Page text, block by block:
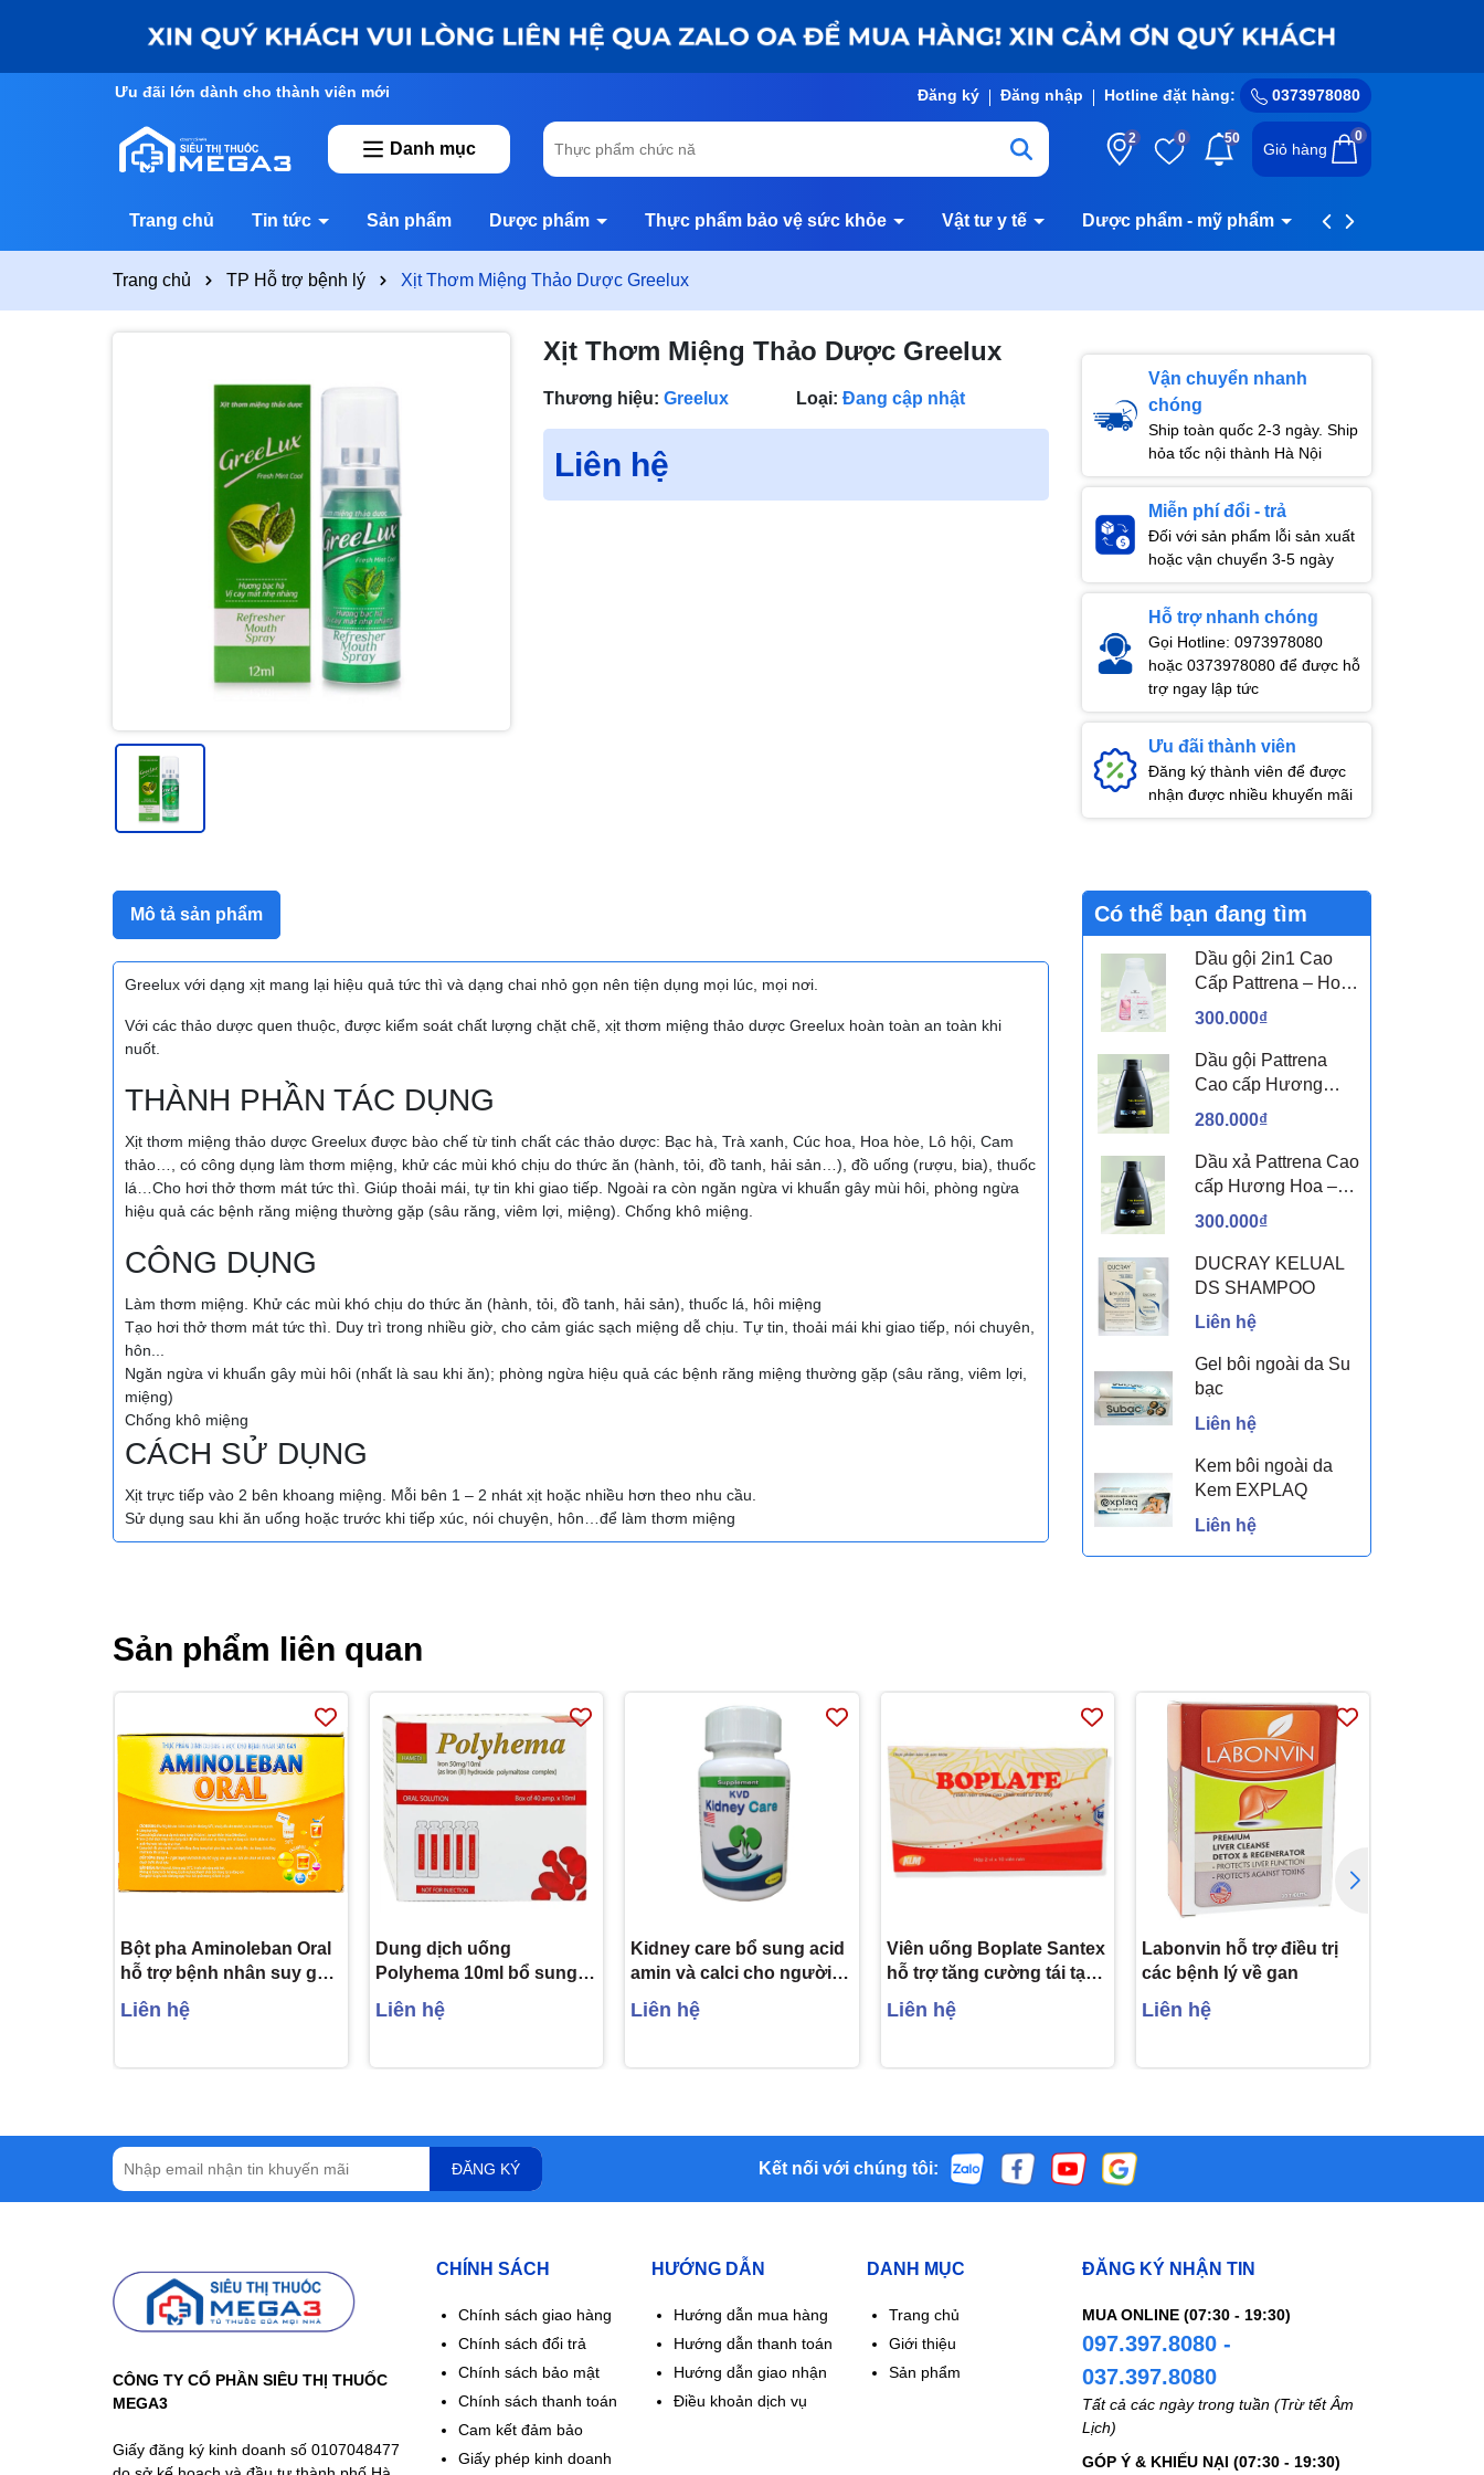
Ưu đãi lớn dành cho thành viên mới Đăng ký Đăng nhập Hotline đặt hàng: 0373978080
Danh mục
2 0 50
Giỏ hàng
0
Trang chủ Tin tức Sản phẩm Dược phẩm Thực phẩm bảo vệ sức khỏe Vật tư y tế Dược phẩm - mỹ phẩm Hệ thống cửa
Trang chủ TP Hỗ trợ bệnh lý Xịt Thơm Miệng Thảo Dược Greelux
Xịt Thơm Miệng Thảo Dược Greelux
Thương hiệu: Greelux Loại: Đang cập nhật
Liên hệ
Vận chuyển nhanh
chóng
Ship toàn quốc 2-3 ngày. Ship
hỏa tốc nội thành Hà Nội
Miễn phí đổi - trả
Đối với sản phẩm lỗi sản xuất
hoặc vận chuyển 3-5 ngày
Hỗ trợ nhanh chóng
Gọi Hotline: 0973978080
hoặc 0373978080 để được hỗ
trợ ngay lập tức
Ưu đãi thành viên
Đăng ký thành viên để được
nhận được nhiều khuyến mãi
Mô tả sản phẩm
Greelux với dạng xịt mang lại hiệu quả tức thì và dạng chai nhỏ gọn nên tiện dụng mọi lúc, mọi nơi.
Với các thảo dược quen thuộc, được kiểm soát chất lượng chặt chẽ, xịt thơm miệng thảo dược Greelux hoàn toàn an toàn khi
nuốt.
THÀNH PHẦN TÁC DỤNG
Xịt thơm miệng thảo dược Greelux được bào chế từ tinh chất các thảo dược: Bạc hà, Trà xanh, Cúc hoa, Hoa hòe, Lô hội, Cam
thảo…, có công dụng làm thơm miệng, khử các mùi khó chịu do thức ăn (hành, tỏi, đồ tanh, hải sản…), đồ uống (rượu, bia), thuốc
lá…Cho hơi thở thơm mát tức thì. Giúp thoải mái, tự tin khi giao tiếp. Ngoài ra còn ngăn ngừa vi khuẩn gây mùi hôi, phòng ngừa
hiệu quả các bệnh răng miệng thường gặp (sâu răng, viêm lợi, miệng). Chống khô miệng.
CÔNG DỤNG
Làm thơm miệng. Khử các mùi khó chịu do thức ăn (hành, tỏi, đồ tanh, hải sản), thuốc lá, hôi miệng
Tạo hơi thở thơm mát tức thì. Duy trì trong nhiều giờ, cho cảm giác sạch miệng dễ chịu. Tự tin, thoải mái khi giao tiếp, nói chuyên,
hôn...
Ngăn ngừa vi khuẩn gây mùi hôi (nhất là sau khi ăn); phòng ngừa hiệu quả các bệnh răng miệng thường gặp (sâu răng, viêm lợi,
miệng)
Chống khô miệng
CÁCH SỬ DỤNG
Xịt trực tiếp vào 2 bên khoang miệng. Mỗi bên 1 – 2 nhát xịt hoặc nhiều hơn theo nhu cầu.
Sử dụng sau khi ăn uống hoặc trước khi tiếp xúc, nói chuyện, hôn…để làm thơm miệng
Có thể bạn đang tìm
Dầu gội 2in1 Cao
Cấp Pattrena – Hoa
sen & Hoa nhài
300.000₫
Dầu gội Pattrena
Cao cấp Hương
Hoa – Trio Blossom
280.000₫
Dầu xả Pattrena Cao
cấp Hương Hoa –
Trio Blossom 300ml
300.000₫
DUCRAY KELUAL
DS SHAMPOO
Liên hệ
Gel bôi ngoài da Su
bạc
Liên hệ
Kem bôi ngoài da
Kem EXPLAQ
Liên hệ
Sản phẩm liên quan
Bột pha Aminoleban Oral
hỗ trợ bệnh nhân suy gan
(10 gói x 50g)
Liên hệ
Dung dịch uống
Polyhema 10ml bổ sung
sắt (40 ống)
Liên hệ
Kidney care bổ sung acid
amin và calci cho người
bệnh thận H/60v
Liên hệ
Viên uống Boplate Santex
hỗ trợ tăng cường tái tạo
tiểu cầu, giảm nguy cơ
thiếu tiểu cầu (2 vỉ x 10
Liên hệ
Labonvin hỗ trợ điều trị
các bệnh lý về gan
Liên hệ
ĐĂNG KÝ Kết nối với chúng tôi:
CÔNG TY CỔ PHẦN SIÊU THỊ THUỐC
MEGA3
Giấy đăng ký kinh doanh số 0107048477
CHÍNH SÁCH
Chính sách giao hàng
Chính sách đổi trả
Chính sách bảo mật
Chính sách thanh toán
Cam kết đảm bảo
Giấy phép kinh doanh
HƯỚNG DẪN
Hướng dẫn mua hàng
Hướng dẫn thanh toán
Hướng dẫn giao nhận
Điều khoản dịch vụ
DANH MỤC
Trang chủ
Giới thiệu
Sản phẩm
ĐĂNG KÝ NHẬN TIN
MUA ONLINE (07:30 - 19:30)
097.397.8080 -
037.397.8080
Tất cả các ngày trong tuần (Trừ tết Âm
Lịch)
GÓP Ý & KHIẾU NẠI (07:30 - 19:30)